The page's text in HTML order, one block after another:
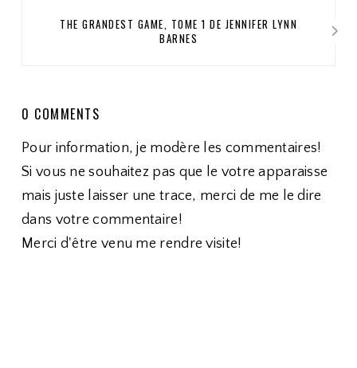
THE GRANDEST GAME, TOME 1 DE JENNIFER LYNN
BARNES
0 COMMENTS
Pour information, je modère les commentaires!
Si vous ne souhaitez pas que le votre apparaisse
mais juste laisser une trace, merci de me le dire
dans votre commentaire!
Merci d'être venu me rendre visite!